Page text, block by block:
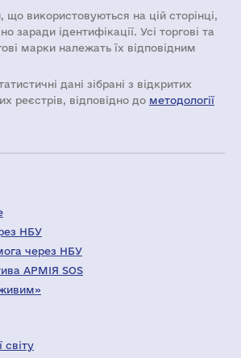
що використовуються на цій сторінці,
заради ідентифікації. Усі торгові та
марки належать їх відповідним
дані зібрані з відкритих
реєстрів, відповідно до методології
НБУ
через НБУ
АРМІЯ SOS
світу